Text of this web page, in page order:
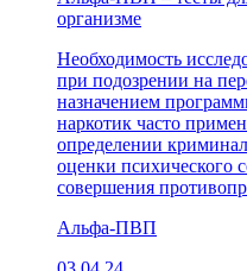
организме
Необходимость
при подозрении на
назначением
наркотик часто
определении
оценки психического
совершения
Альфа-ПВП